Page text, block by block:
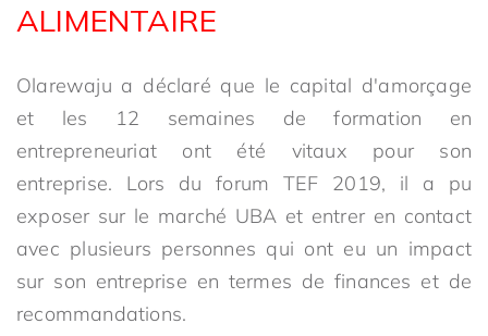
ALIMENTAIRE
Olarewaju a déclaré que le capital d'amorçage
et les 12 semaines de formation en
entrepreneuriat ont été vitaux pour son
entreprise. Lors du forum TEF 2019, il a pu
exposer sur le marché UBA et entrer en contact
avec plusieurs personnes qui ont eu un impact
sur son entreprise en termes de finances et de
recommandations.